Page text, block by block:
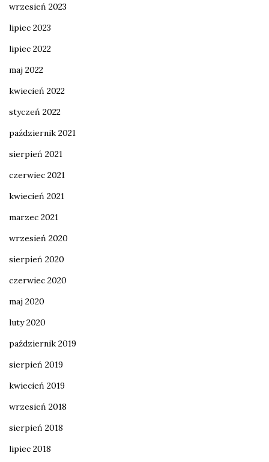
wrzesień 2023
lipiec 2023
lipiec 2022
maj 2022
kwiecień 2022
styczeń 2022
październik 2021
sierpień 2021
czerwiec 2021
kwiecień 2021
marzec 2021
wrzesień 2020
sierpień 2020
czerwiec 2020
maj 2020
luty 2020
październik 2019
sierpień 2019
kwiecień 2019
wrzesień 2018
sierpień 2018
lipiec 2018